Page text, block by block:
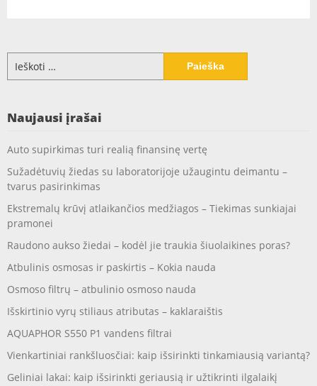
Ieškoti:
Naujausi įrašai
Auto supirkimas turi realią finansinę vertę
Sužadėtuvių žiedas su laboratorijoje užaugintu deimantu –
tvarus pasirinkimas
Ekstremalų krūvį atlaikančios medžiagos – Tiekimas sunkiajai
pramonei
Raudono aukso žiedai – kodėl jie traukia šiuolaikines poras?
Atbulinis osmosas ir paskirtis – Kokia nauda
Osmoso filtrų – atbulinio osmoso nauda
Išskirtinio vyrų stiliaus atributas – kaklaraištis
AQUAPHOR S550 P1 vandens filtrai
Vienkartiniai rankšluosčiai: kaip išsirinkti tinkamiausią variantą?
Geliniai lakai: kaip išsirinkti geriausią ir užtikrinti ilgalaikį